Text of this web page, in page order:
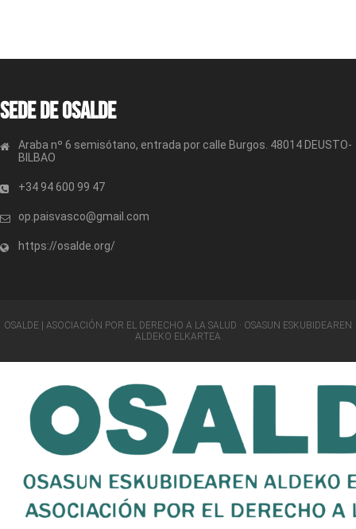
Sede de OSALDE
Araba nº 6 semisótano, entrada por calle Burgos. 48014 DEUSTO-
BILBAO
+34 94 600 99 47
op.paisvasco@gmail.com
https://osalde.org/
OSALDE | ASOCIACIÓN POR EL DERECHO A LA SALUD · OSASUN ESKUBIDEAREN
ALDEKO ELKARTEA